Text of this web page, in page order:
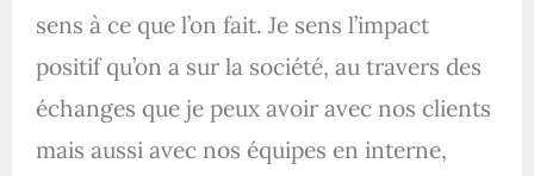
sens à ce que l’on fait. Je sens l’impact
positif qu’on a sur la société, au travers des
échanges que je peux avoir avec nos clients
mais aussi avec nos équipes en interne,